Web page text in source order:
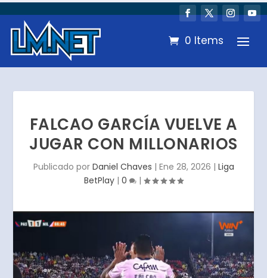
0 Items
FALCAO GARCÍA VUELVE A
JUGAR CON MILLONARIOS
Publicado por Daniel Chaves | Ene 28, 2026 | Liga
BetPlay | 0 |